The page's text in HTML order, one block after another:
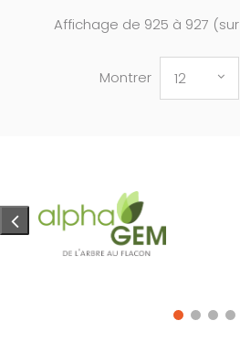
Affichage de 925 à 927 (sur
Montrer 12